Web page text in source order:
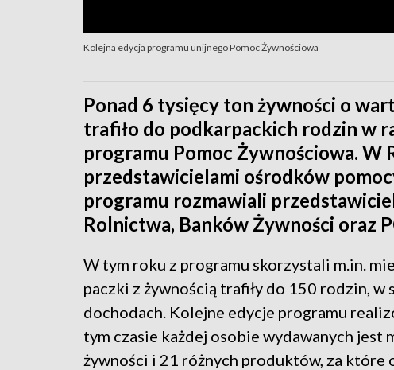
Kolejna edycja programu unijnego Pomoc Żywnościowa
Ponad 6 tysięcy ton żywności o
trafiło do podkarpackich rodzin w
programu Pomoc Żywnościowa. W
przedstawicielami ośrodków
programu rozmawiali
Rolnictwa, Banków Żywności oraz
W tym roku z programu skorzystali m.in.
paczki z żywnością trafiły do 150 rodzin, w
dochodach. Kolejne edycje programu
tym czasie każdej osobie wydawanych
żywności i 21 różnych produktów, za które